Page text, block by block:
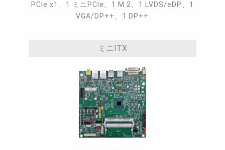
PCIe x1、1 ミニPCIe、1 M.2、1 LVDS/eDP、1
VGA/DP++、1 DP++
ミニITX